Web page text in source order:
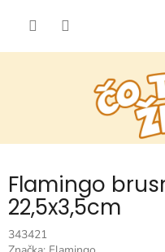
Flamingo
22,5x3,5cm
343421